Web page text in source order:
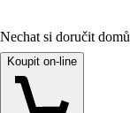
Nechat si doručit domů
Koupit on-line